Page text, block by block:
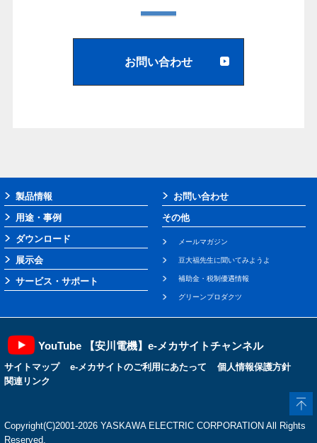
お問い合わせ
製品情報
用途・事例
ダウンロード
展示会
サービス・サポート
お問い合わせ
その他
メールマガジン
豆大福先生に聞いてみようよ
補助金・税制優遇情報
グリーンプロダクツ
YouTube 【安川電機】e-メカサイトチャンネル
サイトマップ e-メカサイトのご利用にあたって
個人情報保護方針
関連リンク
Copyright(C)2001‐2026 YASKAWA ELECTRIC CORPORATION All Rights
Reserved.